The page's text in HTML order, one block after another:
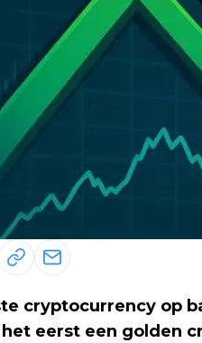
cryptocurrency op
eerst een golden